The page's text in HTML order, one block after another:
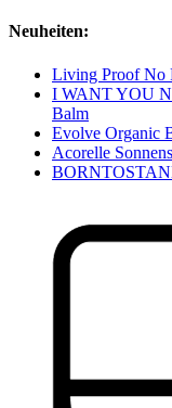
Neuheiten:
Living Proof No
I WANT YOU
Balm
Evolve Organic
Acorelle